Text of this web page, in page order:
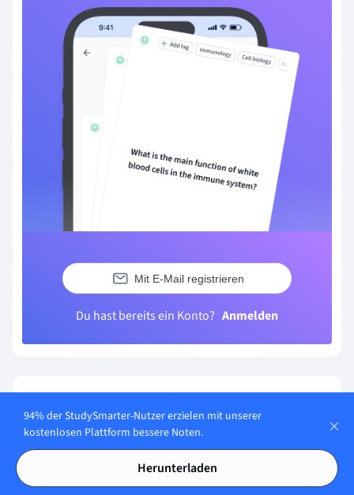
Mit E-Mail registrieren
Du hast bereits ein Konto? Anmelden
Marktformen
Was versteht man unter Marktformen?
Unter Marktformen versteht man in der Volkswirtschaftslehre
94% der StudySmarter-Nutzer erzielen mit unserer
kostenlosen Plattform bessere Noten.
Herunterladen